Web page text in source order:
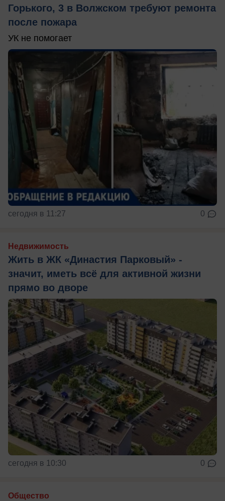
Горького, 3 в Волжском требуют ремонта
после пожара
УК не помогает
сегодня в 11:27 0
Недвижимость
Жить в ЖК «Династия Парковый» -
значит, иметь всё для активной жизни
прямо во дворе
сегодня в 10:30 0
Общество